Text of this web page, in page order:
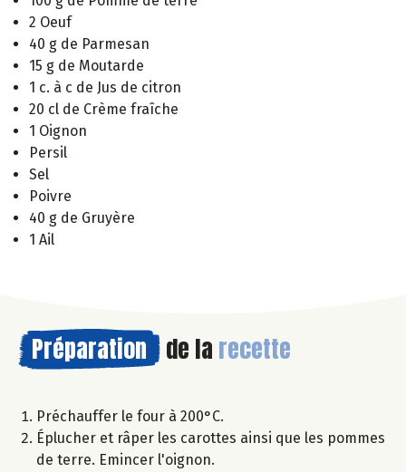
2 Oeuf
40 g de Parmesan
15 g de Moutarde
1 c. à c de Jus de citron
20 cl de Crème fraîche
1 Oignon
Persil
Sel
Poivre
40 g de Gruyère
1 Ail
Préparation de la recette
Préchauffer le four à 200°C.
Éplucher et râper les carottes ainsi que les pommes
de terre. Emincer l'oignon.